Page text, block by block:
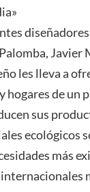
Javier
les lleva a
hogares de
sus
ecológicos
más